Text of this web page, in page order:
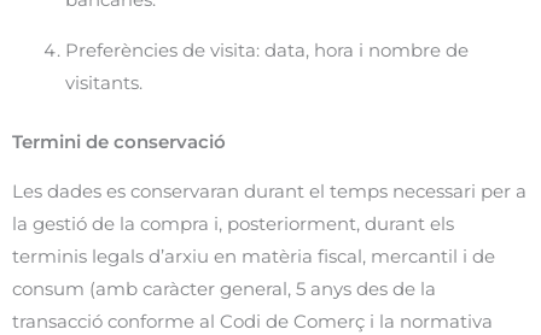
Preferències de visita: data, hora i nombre de
visitants.
Termini de conservació
Les dades es conservaran durant el temps necessari per a
la gestió de la compra i, posteriorment, durant els
terminis legals d’arxiu en matèria fiscal, mercantil i de
consum (amb caràcter general, 5 anys des de la
transacció conforme al Codi de Comerç i la normativa